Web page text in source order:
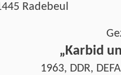
Radebeul
„Karbid
1963, DDR,